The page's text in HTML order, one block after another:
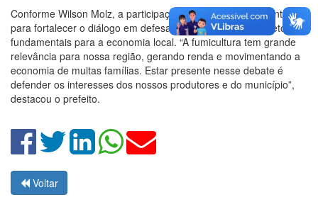
Conforme Wilson Molz, a participação no evento é importante
para fortalecer o diálogo em defesa dos municípios e de setores
fundamentais para a economia local. “A fumicultura tem grande
relevância para nossa região, gerando renda e movimentando a
economia de muitas famílias. Estar presente nesse debate é
defender os interesses dos nossos produtores e do município”,
destacou o prefeito.
Voltar